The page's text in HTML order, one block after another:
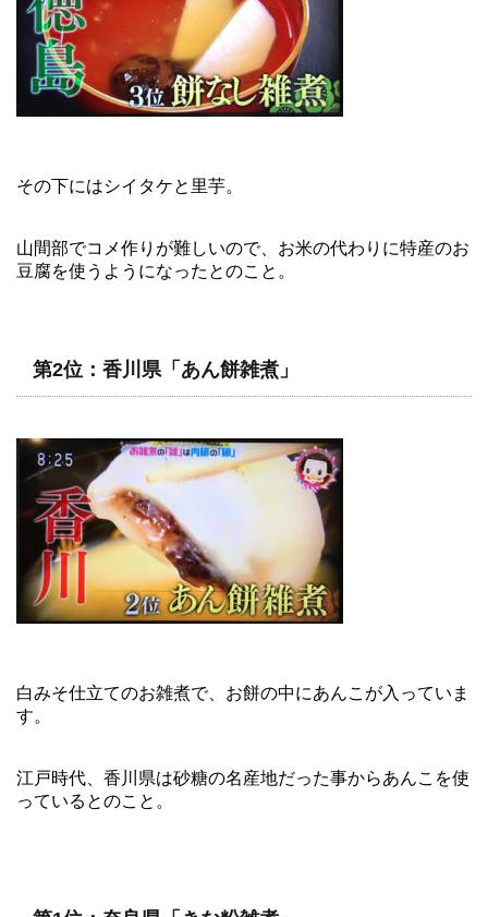
その下にはシイタケと里芋。
山間部でコメ作りが難しいので、お米の代わりに特産のお
豆腐を使うようになったとのこと。
第2位：香川県「あん餅雑煮」
白みそ仕立てのお雑煮で、お餅の中にあんこが入っていま
す。
江戸時代、香川県は砂糖の名産地だった事からあんこを使
っているとのこと。